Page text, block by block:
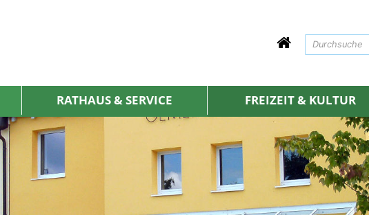
RATHAUS & SERVICE FREIZEIT & KULTUR